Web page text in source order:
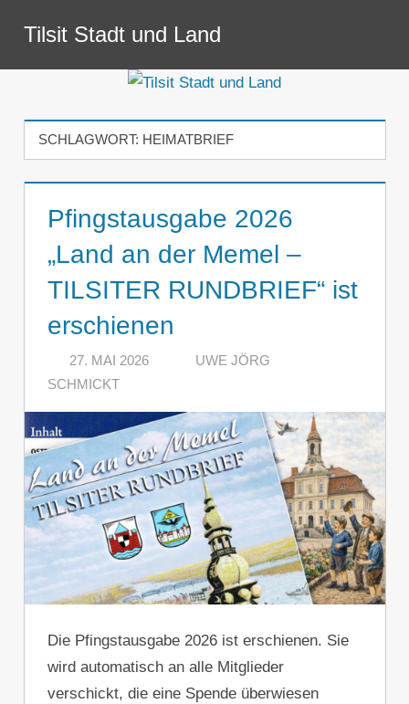
Inhalt
springen
Tilsit Stadt und Land
SCHLAGWORT: HEIMATBRIEF
Pfingstausgabe 2026
„Land an der Memel –
TILSITER RUNDBRIEF“ ist
erschienen
27. MAI 2026
UWE JÖRG
SCHMICKT
Die Pfingstausgabe 2026 ist erschienen. Sie
wird automatisch an alle Mitglieder
verschickt, die eine Spende überwiesen